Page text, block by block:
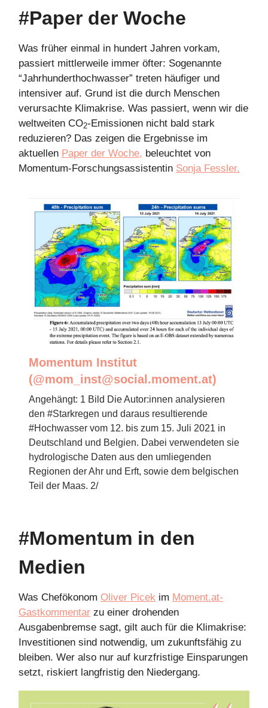
#Paper der Woche
Was früher einmal in hundert Jahren vorkam,
passiert mittlerweile immer öfter: Sogenannte
“Jahrhunderthochwasser” treten häufiger und
intensiver auf. Grund ist die durch Menschen
verursachte Klimakrise. Was passiert, wenn wir die
weltweiten CO2-Emissionen nicht bald stark
reduzieren? Das zeigen die Ergebnisse im
aktuellen Paper der Woche, beleuchtet von
Momentum-Forschungsassistentin Sonja Fessler.
Momentum Institut
(@mom_inst@social.moment.at)
Angehängt: 1 Bild Die Autor:innen analysieren
den #Starkregen und daraus resultierende
#Hochwasser vom 12. bis zum 15. Juli 2021 in
Deutschland und Belgien. Dabei verwendeten sie
hydrologische Daten aus den umliegenden
Regionen der Ahr und Erft, sowie dem belgischen
Teil der Maas. 2/
#Momentum in den
Medien
Was Chefökonom Oliver Picek im Moment.at-
Gastkommentar zu einer drohenden
Ausgabenbremse sagt, gilt auch für die Klimakrise:
Investitionen sind notwendig, um zukunftsfähig zu
bleiben. Wer also nur auf kurzfristige Einsparungen
setzt, riskiert langfristig den Niedergang.